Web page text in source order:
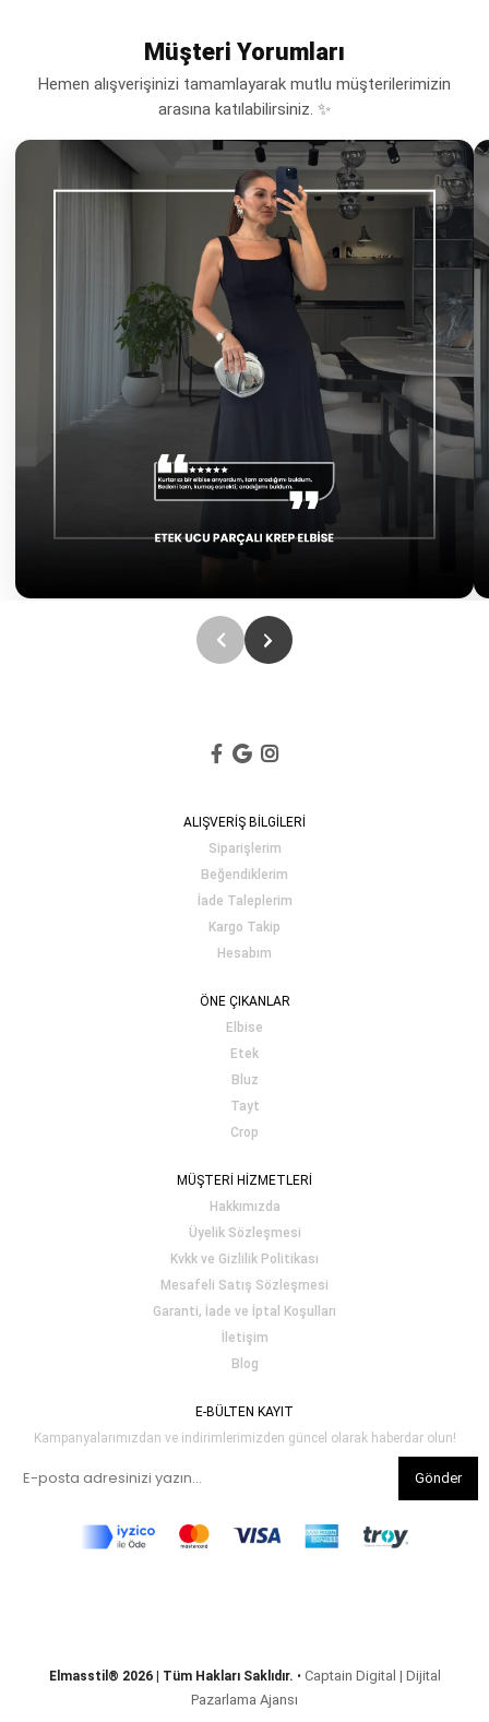
Müşteri Yorumları
Hemen alışverişinizi tamamlayarak mutlu müşterilerimizin
arasına katılabilirsiniz. ✨
ALIŞVERİŞ BİLGİLERİ
Siparişlerim
Beğendiklerim
İade Taleplerim
Kargo Takip
Hesabım
ÖNE ÇIKANLAR
Elbise
Etek
Bluz
Tayt
Crop
MÜŞTERİ HİZMETLERİ
Hakkımızda
Üyelik Sözleşmesi
Kvkk ve Gizlilik Politikası
Mesafeli Satış Sözleşmesi
Garanti, İade ve İptal Koşulları
İletişim
Blog
E-BÜLTEN KAYIT
Kampanyalarımızdan ve indirimlerimizden güncel olarak haberdar olun!
Gönder
Elmasstil® 2026 | Tüm Hakları Saklıdır. • Captain Digital | Dijital
Pazarlama Ajansı